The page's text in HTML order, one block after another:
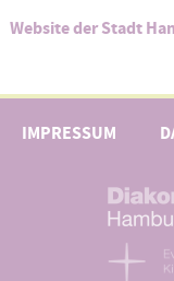
Website der Stadt
IMPRESSUM